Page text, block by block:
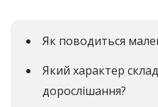
Як поводиться
Який характер
дорослішання?